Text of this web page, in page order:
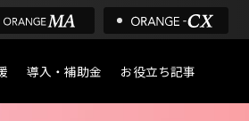
導入・補助金 お役立ち記事